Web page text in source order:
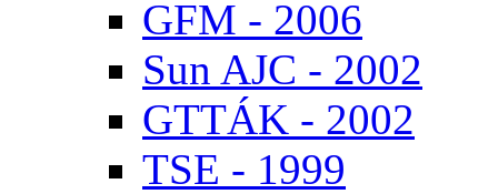
GFM - 2006
Sun AJC - 2002
GT­TÁK - 2002
TSE - 1999